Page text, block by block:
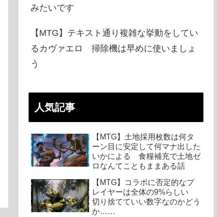
みたいです
【MTG】テキスト通り複雑な挙動をしてい
るカヴァエロ 掃除機は早めに使いましょ
う
人気記事
【MTG】土地採用枚数は何タ
ーン目に安定して何マナ出した
いかによる 食糧補充で土地ゼ
ロなんてこともままある話
【MTG】コラボに否定的なプ
レイヤーは全体の9%らしい
切り捨てていい数字なのかどう
か……